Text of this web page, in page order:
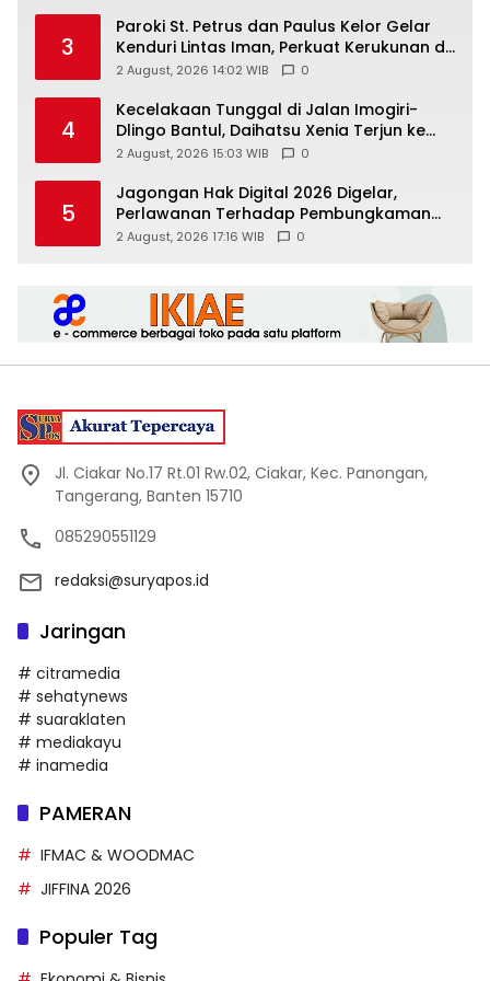
3
Paroki St. Petrus dan Paulus Kelor Gelar
Kenduri Lintas Iman, Perkuat Kerukunan di
Gunungkidul
2 August, 2026 14:02 WIB 0
4
Kecelakaan Tunggal di Jalan Imogiri-
Dlingo Bantul, Daihatsu Xenia Terjun ke
Jurang
2 August, 2026 15:03 WIB 0
5
Jagongan Hak Digital 2026 Digelar,
Perlawanan Terhadap Pembungkaman
Media Digital
2 August, 2026 17:16 WIB 0
Jl. Ciakar No.17 Rt.01 Rw.02, Ciakar, Kec. Panongan,
Tangerang, Banten 15710
085290551129
redaksi@suryapos.id
Jaringan
# citramedia
# sehatynews
# suaraklaten
# mediakayu
# inamedia
PAMERAN
IFMAC & WOODMAC
JIFFINA 2026
Populer Tag